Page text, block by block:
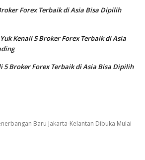
Forex Terbaik di Asia Bisa Dipilih
Yuk Kenali 5 Broker Forex Terbaik di Asia
5 Broker Forex Terbaik di Asia Bisa Dipilih